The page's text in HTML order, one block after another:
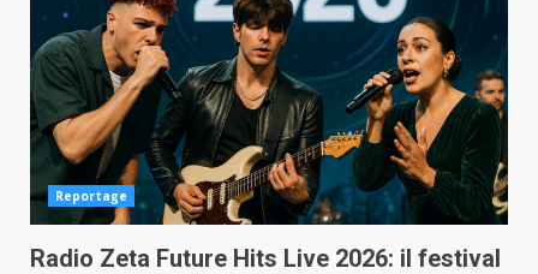
Reportage
Radio Zeta Future Hits Live 2026: il festival